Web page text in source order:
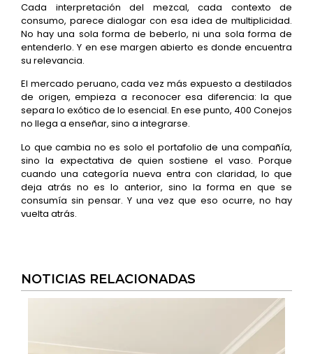
Cada interpretación del mezcal, cada contexto de
consumo, parece dialogar con esa idea de multiplicidad.
No hay una sola forma de beberlo, ni una sola forma de
entenderlo. Y en ese margen abierto es donde encuentra
su relevancia.
El mercado peruano, cada vez más expuesto a destilados
de origen, empieza a reconocer esa diferencia: la que
separa lo exótico de lo esencial. En ese punto, 400 Conejos
no llega a enseñar, sino a integrarse.
Lo que cambia no es solo el portafolio de una compañía,
sino la expectativa de quien sostiene el vaso. Porque
cuando una categoría nueva entra con claridad, lo que
deja atrás no es lo anterior, sino la forma en que se
consumía sin pensar. Y una vez que eso ocurre, no hay
vuelta atrás.
NOTICIAS RELACIONADAS